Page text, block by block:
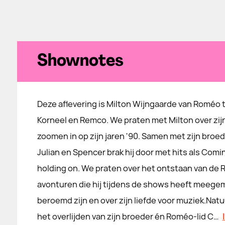
Shownotes
Deze aflevering is Milton Wijngaarde van Roméo
Korneel en Remco. We praten met Milton over
zoomen in op zijn jaren '90. Samen met zijn
Julian en Spencer brak hij door met hits als
holding on. We praten over het ontstaan van de
avonturen die hij tijdens de shows heeft
beroemd zijn en over zijn liefde voor
het overlijden van zijn broeder én Roméo-lid C…